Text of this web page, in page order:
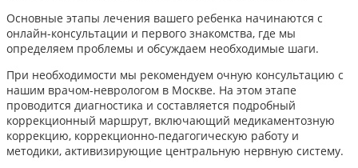
Основные этапы лечения вашего ребенка начинаются с
онлайн-консультации и первого знакомства, где мы
определяем проблемы и обсуждаем необходимые шаги.
При необходимости мы рекомендуем очную консультацию с
нашим врачом-неврологом в Москве. На этом этапе
проводится диагностика и составляется подробный
коррекционный маршрут, включающий медикаментозную
коррекцию, коррекционно-педагогическую работу и
методики, активизирующие центральную нервную систему.